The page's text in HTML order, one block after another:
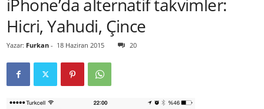
iPhone’da alternatif takvimler:
Hicri, Yahudi, Çince
Yazar: Furkan - 18 Haziran 2015 20